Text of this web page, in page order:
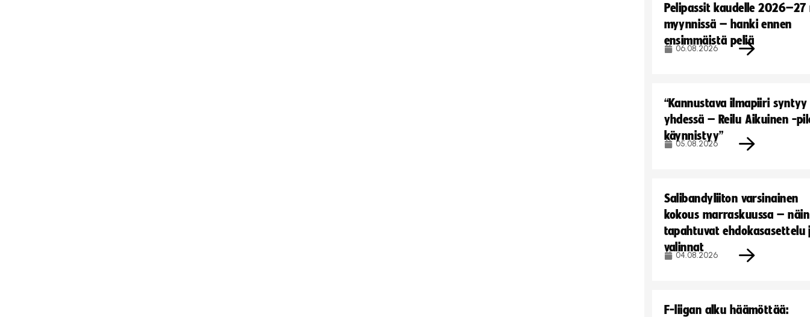
Pelipassit kaudelle
myynnissä – hanki ennen
ensimmäistä peliä
06.08.2026
“Kannustava ilmapiiri syntyy
yhdessä – Reilu Aikuinen -
käynnistyy”
05.08.2026
Salibandyliiton varsinainen
kokous marraskuussa – näin
tapahtuvat ehdokasasettelu
valinnat
04.08.2026
F-liigan alku häämöttää: